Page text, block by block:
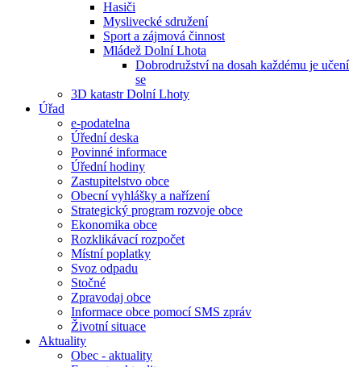
Hasiči
Myslivecké sdružení
Sport a zájmová činnost
Mládež Dolní Lhota
Dobrodružství na dosah každému je učení
se
3D katastr Dolní Lhoty
Úřad
e-podatelna
Úřední deska
Povinné informace
Úřední hodiny
Zastupitelstvo obce
Obecní vyhlášky a nařízení
Strategický program rozvoje obce
Ekonomika obce
Rozklikávací rozpočet
Místní poplatky
Svoz odpadu
Stočné
Zpravodaj obce
Informace obce pomocí SMS zpráv
Životní situace
Aktuality
Obec - aktuality